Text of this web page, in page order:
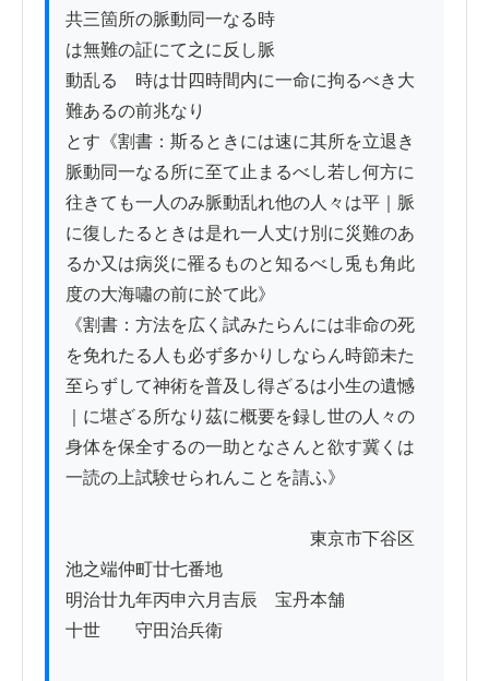
共三箇所の脈動同一なる時
は無難の証にて之に反し脈
動乱るゝ時は廿四時間内に一命に拘るべき大
難あるの前兆なり
とす《割書：斯るときには速に其所を立退き
脈動同一なる所に至て止まるべし若し何方に
往きても一人のみ脈動乱れ他の人々は平｜脈
に復したるときは是れ一人丈け別に災難のあ
るか又は病災に罹るものと知るべし兎も角此
度の大海嘯の前に於て此》
《割書：方法を広く試みたらんには非命の死
を免れたる人も必ず多かりしならん時節未た
至らずして神術を普及し得ざるは小生の遺憾
｜に堪ざる所なり茲に概要を録し世の人々の
身体を保全するの一助となさんと欲す冀くは
一読の上試験せられんことを請ふ》
東京市下谷区
池之端仲町廿七番地
明治廿九年丙申六月吉辰　宝丹本舗
十世　　守田治兵衛